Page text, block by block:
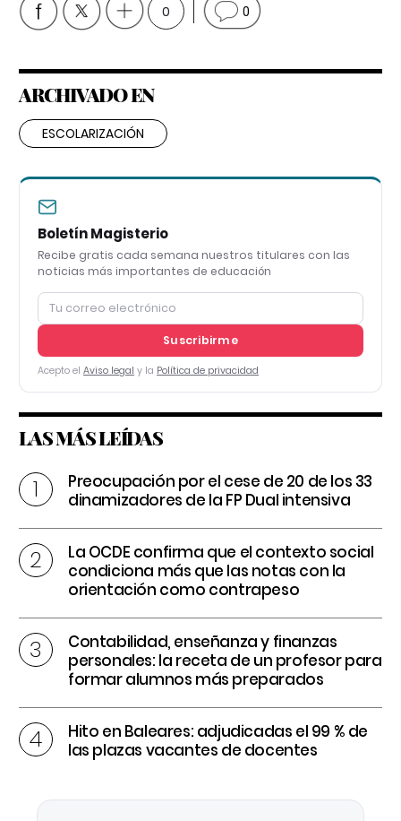
0 0
ARCHIVADO EN
ESCOLARIZACIÓN
Boletín Magisterio
Recibe gratis cada semana nuestros titulares con las
noticias más importantes de educación
Suscribirme
Acepto el Aviso legal y la Política de privacidad
LAS MÁS LEÍDAS
Preocupación por el cese de 20 de los 33
dinamizadores de la FP Dual intensiva
La OCDE confirma que el contexto social
condiciona más que las notas con la
orientación como contrapeso
Contabilidad, enseñanza y finanzas
personales: la receta de un profesor para
formar alumnos más preparados
Hito en Baleares: adjudicadas el 99 % de
las plazas vacantes de docentes